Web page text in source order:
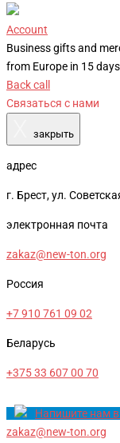
Account
Business gifts and
from Europe in 15 days
Back call
Связаться с нами
закрыть
адрес
г. Брест, ул.
электронная почта
zakaz@new-ton.org
Россия
+7 910 761 09 02
Беларусь
+375 33 607 00 70
Напишите нам в
zakaz@new-ton.org